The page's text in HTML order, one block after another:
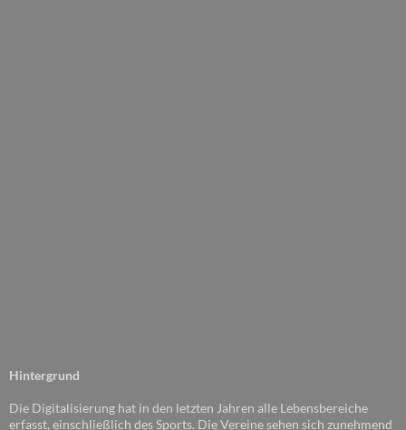
Hintergrund
Die Digitalisierung hat in den letzten Jahren alle Lebensbereiche
erfasst, einschließlich des Sports. Die Vereine sehen sich zunehmend